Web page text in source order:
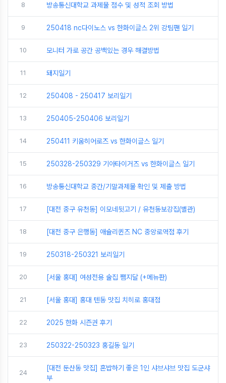
8 방송통신대학교 과제물 점수 및 성적 조회 방법
9 250418 nc다이노스 vs 한화이글스 2위 강팀팬 일기
10 모니터 가로 공간 공백있는 경우 해결방법
11 돼지일기
12 250408 - 250417 보리일기
13 250405-250406 보리일기
14 250411 키움히어로즈 vs 한화이글스 일기
15 250328-250329 기아타이거즈 vs 한화이글스 일기
16 방송통신대학교 중간/기말과제물 확인 및 제출 방법
17 [대전 중구 유천동] 이모네뒷고기 / 유천동보강집(별관)
18 [대전 중구 은행동] 애슐리퀸즈 NC 중앙로역점 후기
19 250318-250321 보리일기
20 [서울 홍대] 여성전용 술집 쨈지달 (+메뉴판)
21 [서울 홍대] 홍대 텐동 맛집 치히로 홍대점
22 2025 한화 시즌권 후기
23 250322-250323 홍길동 일기
24
[대전 둔산동 맛집] 혼밥하기 좋은 1인 샤브샤브 맛집 도군샤
부